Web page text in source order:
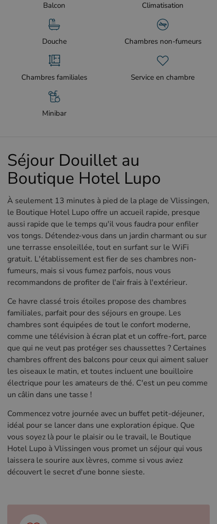
Balcon Climatisation
Douche Chambres non-fumeurs
Chambres familiales Service en chambre
Minibar
Séjour Douillet au
Boutique Hotel Lupo
À seulement 13 minutes à pied de la plage de Vlissingen,
le Boutique Hotel Lupo offre un accueil rapide, presque
aussi rapide que le temps qu'il vous faudra pour enfiler
vos tongs. Détendez-vous dans un jardin charmant ou sur
une terrasse ensoleillée, tout en surfant sur le WiFi
gratuit. L'établissement est fier de ses chambres non-
fumeurs, mais si vous fumez parfois, nous vous
recommandons de profiter de l'air frais à l'extérieur.
Ce havre classé trois étoiles propose des chambres
familiales, parfait pour des séjours en groupe. Les
chambres sont équipées de tout le confort moderne,
comme une télévision à écran plat et un coffre-fort, parce
que qui ne veut pas protéger ses chaussettes ? Certaines
chambres offrent des balcons pour ceux qui aiment saluer
les oiseaux le matin, et toutes incluent une bouilloire
électrique pour les amateurs de thé. C'est un peu comme
un câlin dans une tasse !
Commencez votre journée avec un buffet petit-déjeuner,
idéal pour se lancer dans une exploration épique. Que
vous soyez là pour le plaisir ou le travail, le Boutique
Hotel Lupo à Vlissingen vous promet un séjour qui vous
laissera le sourire aux lèvres, comme si vous aviez
découvert le secret d'une bonne sieste.